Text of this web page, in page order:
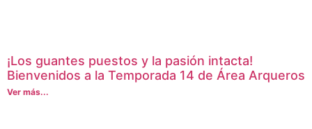
¡Los guantes puestos y la pasión intacta!
Bienvenidos a la Temporada 14 de Área Arqueros
Ver más...